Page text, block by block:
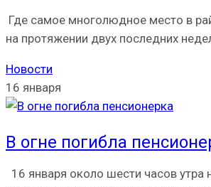
Где самое многолюдное место в
на протяжении двух последних
Новости
16 января
В огне погибла
16 января около шести часов утра